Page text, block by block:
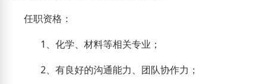
任职资格：
1 、化学、材料等相关专业；
2、有良好的沟通能力、团队协作力；